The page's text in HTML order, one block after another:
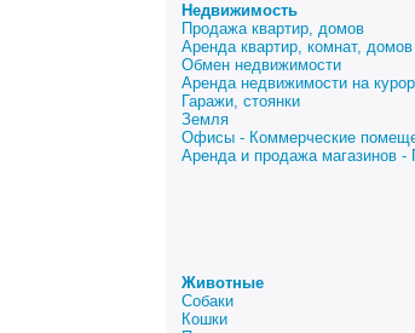
Недвижимость
Продажа квартир, домов
Аренда квартир, комнат, домов
Обмен недвижимости
Аренда недвижимости на
Гаражи, стоянки
Земля
Офисы - Коммерческие
Аренда и продажа магазинов -
Животные
Собаки
Кошки